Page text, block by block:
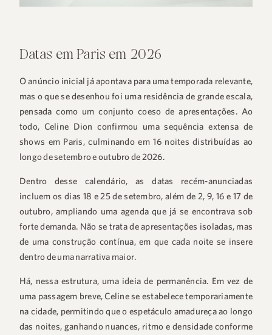
Datas em Paris em 2026
O anúncio inicial já apontava para uma temporada relevante,
mas o que se desenhou foi uma residência de grande escala,
pensada como um conjunto coeso de apresentações. Ao
todo, Celine Dion confirmou uma sequência extensa de
shows em Paris, culminando em 16 noites distribuídas ao
longo de setembro e outubro de 2026.
Dentro desse calendário, as datas recém-anunciadas
incluem os dias 18 e 25 de setembro, além de 2, 9, 16 e 17 de
outubro, ampliando uma agenda que já se encontrava sob
forte demanda. Não se trata de apresentações isoladas, mas
de uma construção contínua, em que cada noite se insere
dentro de uma narrativa maior.
Há, nessa estrutura, uma ideia de permanência. Em vez de
uma passagem breve, Celine se estabelece temporariamente
na cidade, permitindo que o espetáculo amadureça ao longo
das noites, ganhando nuances, ritmo e densidade conforme